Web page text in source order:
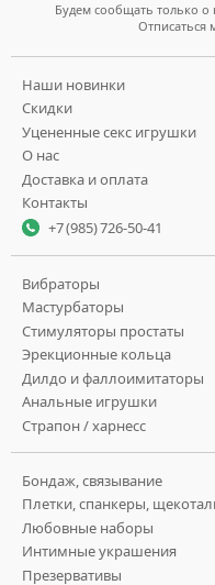
Будем сообщать только о
Отписаться
Наши новинки
Скидки
Уцененные секс игрушки
О нас
Доставка и оплата
Контакты
+7 (985) 726-50-41
Вибраторы
Мастурбаторы
Стимуляторы простаты
Эрекционные кольца
Дилдо и фаллоимитаторы
Анальные игрушки
Страпон / харнесс
Бондаж, связывание
Плетки, спанкеры,
Любовные наборы
Интимные украшения
Презервативы